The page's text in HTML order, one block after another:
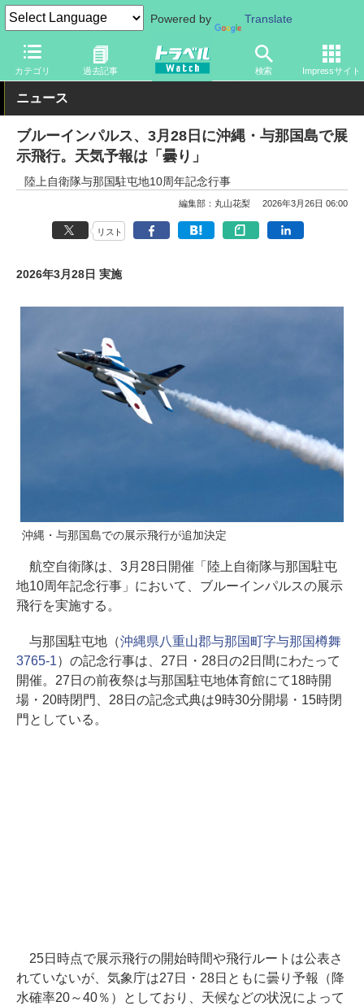
Powered by Translate
カテゴリ 過去記事 検索 Impressサイト
トラベル Watch 地域 国内旅行 沖縄
ニュース
ブルーインパルス、3月28日に沖縄・与那国島で展
示飛行。天気予報は「曇り」
陸上自衛隊与那国駐屯地10周年記念行事
編集部：丸山花梨 2026年3月26日 06:00
リスト
2026年3月28日 実施
沖縄・与那国島での展示飛行が追加決定
航空自衛隊は、3月28日開催「陸上自衛隊与那国駐屯
地10周年記念行事」において、ブルーインパルスの展示
飛行を実施する。
与那国駐屯地（沖縄県八重山郡与那国町字与那国樽舞
3765-1）の記念行事は、27日・28日の2日間にわたって
開催。27日の前夜祭は与那国駐屯地体育館にて18時開
場・20時閉門、28日の記念式典は9時30分開場・15時閉
門としている。
25日時点で展示飛行の開始時間や飛行ルートは公表さ
れていないが、気象庁は27日・28日ともに曇り予報（降
水確率20～40％）としており、天候などの状況によって